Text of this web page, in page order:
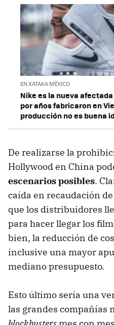
EN XATAKA MÉXICO
Nike es la nueva
por años fabricaron en
producción no es buena
De realizarse la
Hollywood en China
escenarios posibles.
caída en recaudación
que los distribuidores
para hacer llegar los
bien, la reducción de
inclusive una mayor
mediano presupuesto.
Esto último sería una
las grandes compañías